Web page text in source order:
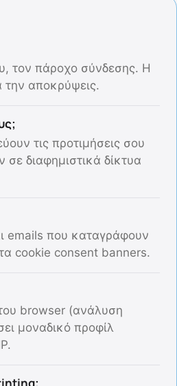
τον πάροχο σύνδεσης. Η
την αποκρύψεις.
τις προτιμήσεις σου
διαφημιστικά δίκτυα
emails που καταγράφουν
cookie consent banners.
browser (ανάλυση
μοναδικό προφίλ